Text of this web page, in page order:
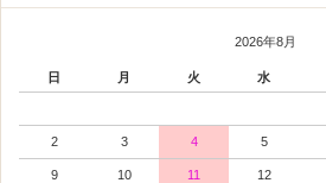
2026年8月
日 月 火 水
2 3 4 5
9 10 11 12